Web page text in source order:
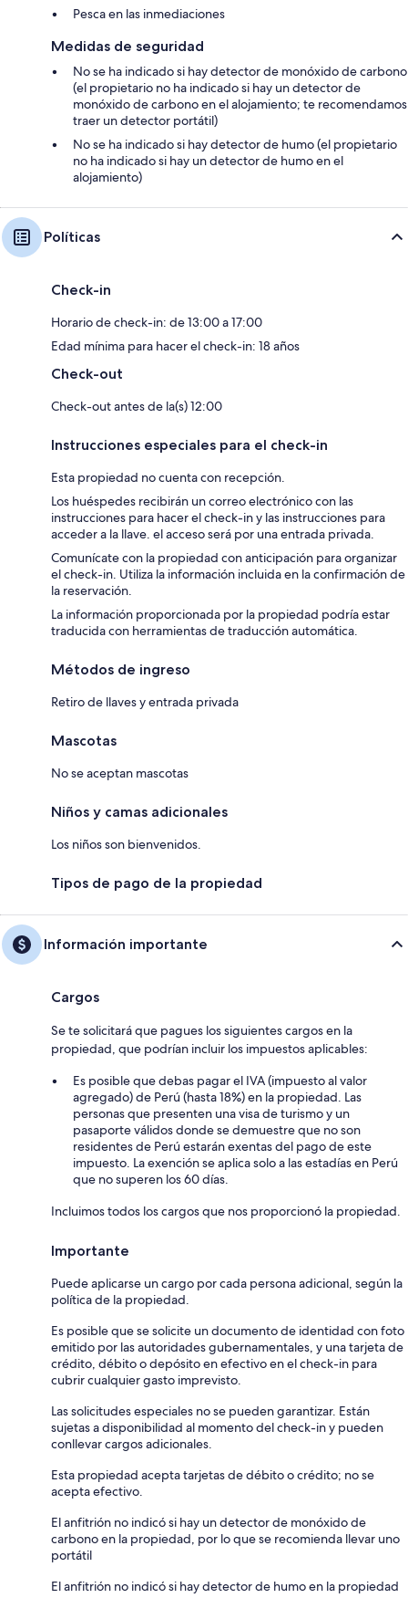
Pesca en las inmediaciones
Medidas de seguridad
No se ha indicado si hay detector de monóxido de carbono
(el propietario no ha indicado si hay un detector de
monóxido de carbono en el alojamiento; te recomendamos
traer un detector portátil)
No se ha indicado si hay detector de humo (el propietario
no ha indicado si hay un detector de humo en el
alojamiento)
Políticas
Check-in
Horario de check-in: de 13:00 a 17:00
Edad mínima para hacer el check-in: 18 años
Check-out
Check-out antes de la(s) 12:00
Instrucciones especiales para el check-in
Esta propiedad no cuenta con recepción.
Los huéspedes recibirán un correo electrónico con las
instrucciones para hacer el check-in y las instrucciones para
acceder a la llave. el acceso será por una entrada privada.
Comunícate con la propiedad con anticipación para organizar
el check-in. Utiliza la información incluida en la confirmación de
la reservación.
La información proporcionada por la propiedad podría estar
traducida con herramientas de traducción automática.
Métodos de ingreso
Retiro de llaves y entrada privada
Mascotas
No se aceptan mascotas
Niños y camas adicionales
Los niños son bienvenidos.
Tipos de pago de la propiedad
Información importante
Cargos
Se te solicitará que pagues los siguientes cargos en la
propiedad, que podrían incluir los impuestos aplicables:
Es posible que debas pagar el IVA (impuesto al valor
agregado) de Perú (hasta 18%) en la propiedad. Las
personas que presenten una visa de turismo y un
pasaporte válidos donde se demuestre que no son
residentes de Perú estarán exentas del pago de este
impuesto. La exención se aplica solo a las estadías en Perú
que no superen los 60 días.
Incluimos todos los cargos que nos proporcionó la propiedad.
Importante
Puede aplicarse un cargo por cada persona adicional, según la
política de la propiedad.
Es posible que se solicite un documento de identidad con foto
emitido por las autoridades gubernamentales, y una tarjeta de
crédito, débito o depósito en efectivo en el check-in para
cubrir cualquier gasto imprevisto.
Las solicitudes especiales no se pueden garantizar. Están
sujetas a disponibilidad al momento del check-in y pueden
conllevar cargos adicionales.
Esta propiedad acepta tarjetas de débito o crédito; no se
acepta efectivo.
El anfitrión no indicó si hay un detector de monóxido de
carbono en la propiedad, por lo que se recomienda llevar uno
portátil
El anfitrión no indicó si hay detector de humo en la propiedad